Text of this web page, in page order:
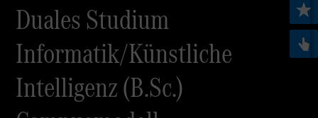
Duales Studium
Informatik/Künstliche
Intelligenz (B.Sc.)